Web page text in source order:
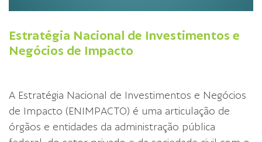
Estratégia Nacional de Investimentos e
Negócios de Impacto
A Estratégia Nacional de Investimentos e Negócios
de Impacto (ENIMPACTO) é uma articulação de
órgãos e entidades da administração pública